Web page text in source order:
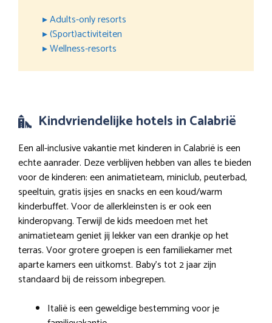
▸ Adults-only resorts
▸ (Sport)activiteiten
▸ Wellness-resorts
Kindvriendelijke hotels in Calabrië
Een all-inclusive vakantie met kinderen in Calabrië is een
echte aanrader. Deze verblijven hebben van alles te bieden
voor de kinderen: een animatieteam, miniclub, peuterbad,
speeltuin, gratis ijsjes en snacks en een koud/warm
kinderbuffet. Voor de allerkleinsten is er ook een
kinderopvang. Terwijl de kids meedoen met het
animatieteam geniet jij lekker van een drankje op het
terras. Voor grotere groepen is een familiekamer met
aparte kamers een uitkomst. Baby’s tot 2 jaar zijn
standaard bij de reissom inbegrepen.
Italië is een geweldige bestemming voor je